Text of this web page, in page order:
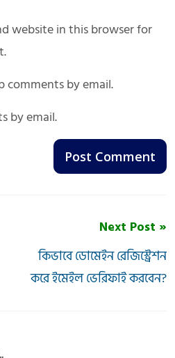
website in this browser for
by email.
by email.
Next Post »
কিভাবে ডোমেইন রেজিস্ট্রেশন
করে ইমেইল ভেরিফাই করবেন?